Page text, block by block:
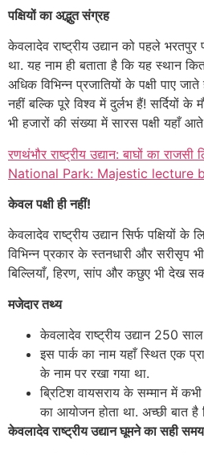
पक्षियों का अद्भुत संग्रह
केवलादेव राष्ट्रीय उद्यान को पहले भरतपुर
था. यह नाम ही बताता है कि यह स्थान
अधिक विभिन्न प्रजातियों के पक्षी पाए
नहीं बल्कि पूरे विश्व में दुर्लभ हैं! सर्दियों के
भी हजारों की संख्या में सारस पक्षी यहाँ
रणथंभौर राष्ट्रीय उद्यान: बाघों का
National Park: Majestic lecture
केवल पक्षी ही नहीं!
केवलादेव राष्ट्रीय उद्यान सिर्फ पक्षियों के
विभिन्न प्रकार के स्तनधारी और सरीसृप
बिल्लियाँ, हिरण, सांप और कछुए भी देख
मजेदार तथ्य
केवलादेव राष्ट्रीय उद्यान 250
इस पार्क का नाम यहाँ स्थित एक
के नाम पर रखा गया था.
ब्रिटिश वायसराय के सम्मान में
का आयोजन होता था. अच्छी बात है
केवलादेव राष्ट्रीय उद्यान घूमने का सही समय